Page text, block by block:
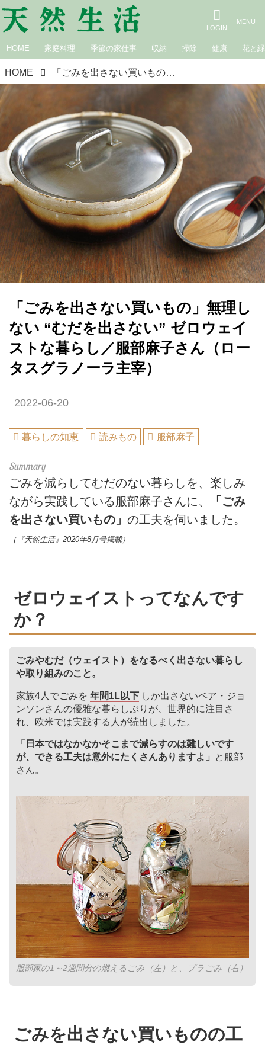
HOME 家庭料理 季節の家仕事 収納 掃除 健康 花と緑
HOME 「ごみを出さない買いもの」無理しない “むだを出さない” ゼロウェイストな暮らし／服部麻子さん（ロータスグラノーラ主宰）
「ごみを出さない買いもの」無理し
ない “むだを出さない” ゼロウェイ
ストな暮らし／服部麻子さん（ロー
タスグラノーラ主宰）
2022-06-20
暮らしの知恵 読みもの 服部麻子
ごみを減らしてむだのない暮らしを、楽しみ
ながら実践している服部麻子さんに、
「ごみ
を出さない買いもの」 の工夫を伺いました。
（『天然生活』2020年8月号掲載）
ゼロウェイストってなんです
か？
ごみやむだ（ウェイスト）をなるべく出さない暮らし
や取り組みのこと。
家族4人でごみを 年間1L以下しか出さないベア・ジョ
ンソンさんの優雅な暮らしぶりが、世界的に注目さ
れ、欧米では実践する人が続出しました。
「日本ではなかなかそこまで減らすのは難しいです
が、できる工夫は意外にたくさんありますよ」
と服部
さん。
服部家の1～2週間分の燃えるごみ（左）と、プラごみ（右）
ごみを出さない買いものの工